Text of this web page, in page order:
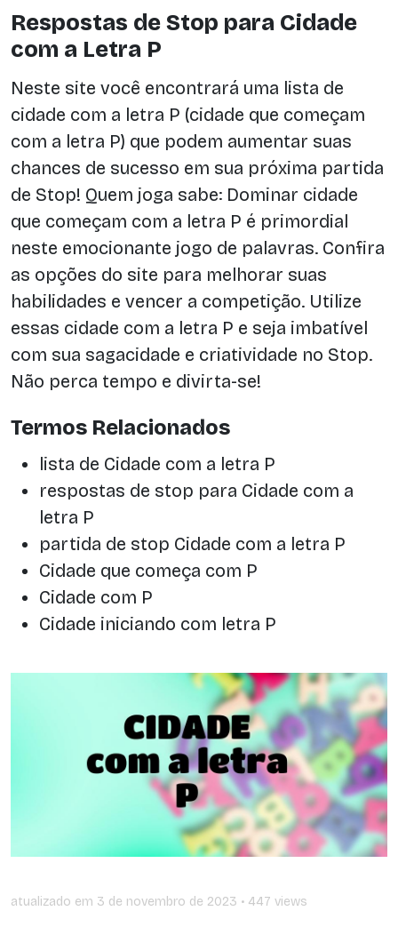
Respostas de Stop para Cidade
com a Letra P
Neste site você encontrará uma lista de
cidade com a letra P (cidade que começam
com a letra P) que podem aumentar suas
chances de sucesso em sua próxima partida
de Stop! Quem joga sabe: Dominar cidade
que começam com a letra P é primordial
neste emocionante jogo de palavras. Confira
as opções do site para melhorar suas
habilidades e vencer a competição. Utilize
essas cidade com a letra P e seja imbatível
com sua sagacidade e criatividade no Stop.
Não perca tempo e divirta-se!
Termos Relacionados
lista de Cidade com a letra P
respostas de stop para Cidade com a
letra P
partida de stop Cidade com a letra P
Cidade que começa com P
Cidade com P
Cidade iniciando com letra P
atualizado em 3 de novembro de 2023 • 447 views